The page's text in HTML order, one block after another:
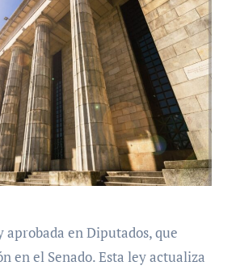
en Diputados, que
en el Senado. Esta ley actualiza